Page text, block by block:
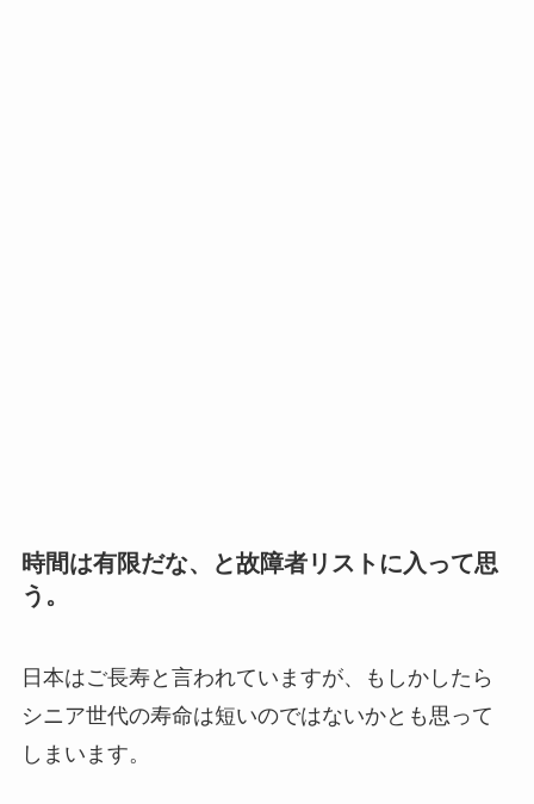
時間は有限だな、と故障者リストに入って思
う。
日本はご長寿と言われていますが、もしかしたら
シニア世代の寿命は短いのではないかとも思って
しまいます。